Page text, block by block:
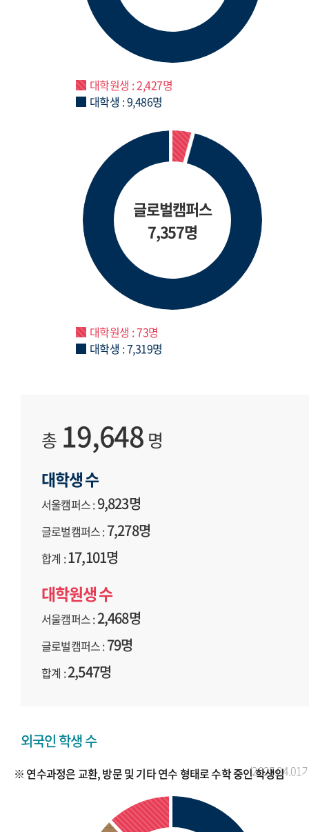
대학원생 : 2,427명
대학생 : 9,486명
글로벌캠퍼스
7,357명
대학원생 : 73명
대학생 : 7,319명
총19,648 명
대학생 수
서울캠퍼스 :9,823명
글로벌캠퍼스 :7,278명
합계 :17,101명
대학원생 수
서울캠퍼스 :2,468명
글로벌캠퍼스 :79명
합계 :2,547명
외국인 학생 수
(2025.04.01
※ 연수과정은 교환, 방문 및 기타 연수 형태로 수학 중인 학생임